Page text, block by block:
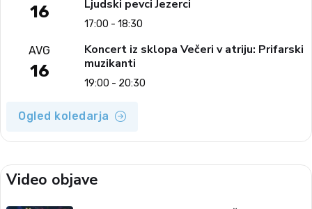
16
Ljudski pevci Jezerci
17:00 - 18:30
AVG
16
Koncert iz sklopa Večeri v atriju: Prifarski
muzikanti
19:00 - 20:30
Ogled koledarja
Video objave